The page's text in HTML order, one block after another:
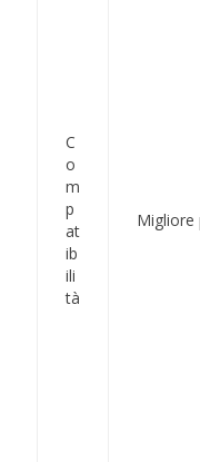
C
o
m
p
at
ib
ili
tà
Migliore